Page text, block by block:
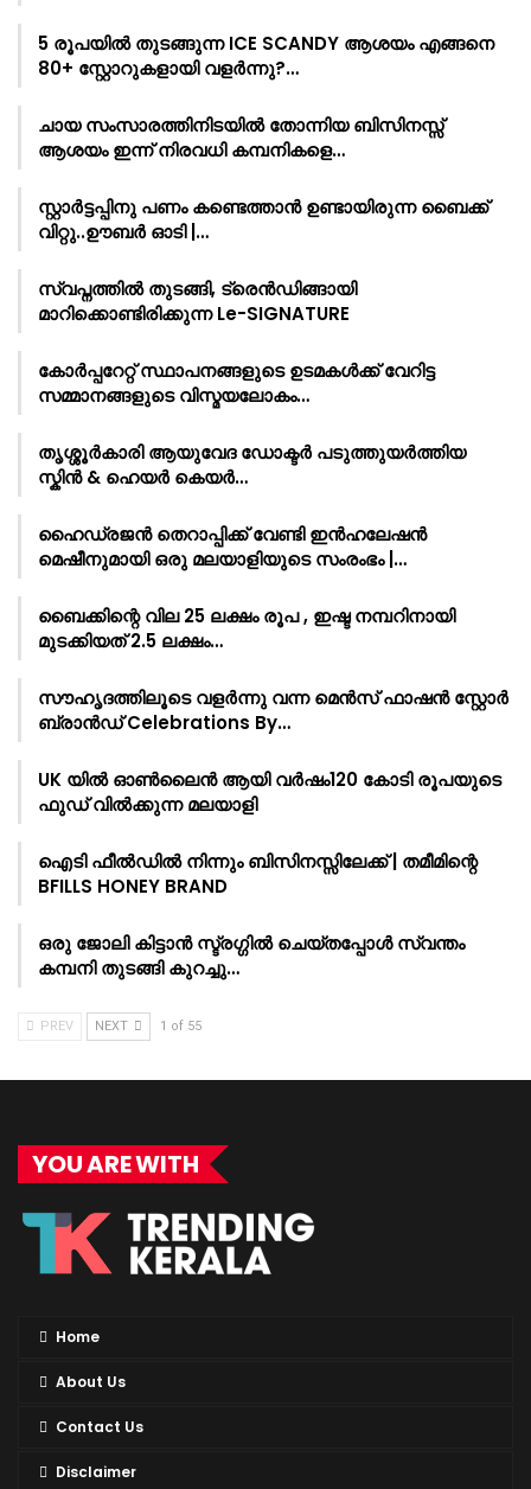
5 രൂപയിൽ തുടങ്ങുന്ന ICE SCANDY ആശയം എങ്ങനെ
80+ സ്റ്റോറുകളായി വളർന്നു?…
ചായ സംസാരത്തിനിടയിൽ തോന്നിയ ബിസിനസ്സ്
ആശയം ഇന്ന് നിരവധി കമ്പനികളെ…
സ്റ്റാർട്ടപ്പിനു പണം കണ്ടെത്താൻ ഉണ്ടായിരുന്ന ബൈക്ക്
വിറ്റു..ഊബർ ഓടി |…
സ്വപ്നത്തിൽ തുടങ്ങി, ട്രെൻഡിങ്ങായി
മാറിക്കൊണ്ടിരിക്കുന്ന Le-SIGNATURE
കോർപ്പറേറ്റ് സ്ഥാപനങ്ങളുടെ ഉടമകൾക്ക് വേറിട്ട
സമ്മാനങ്ങളുടെ വിസ്മയലോകം…
തൃശ്ശൂർകാരി ആയുവേദ ഡോക്ടർ പടുത്തുയർത്തിയ
സ്കിൻ & ഹെയർ കെയർ…
ഹൈഡ്രജൻ തെറാപ്പിക്ക് വേണ്ടി ഇൻഹലേഷൻ
മെഷീനുമായി ഒരു മലയാളിയുടെ സംരംഭം |…
ബൈക്കിന്റെ വില 25 ലക്ഷം രൂപ , ഇഷ്ട നമ്പറിനായി
മുടക്കിയത് 2.5 ലക്ഷം…
സൗഹൃദത്തിലൂടെ വളർന്നു വന്ന മെൻസ് ഫാഷൻ സ്റ്റോർ
ബ്രാൻഡ് Celebrations By…
UK യിൽ ഓൺലൈൻ ആയി വർഷം120 കോടി രൂപയുടെ
ഫുഡ് വിൽക്കുന്ന മലയാളി
ഐടി ഫീൽഡിൽ നിന്നും ബിസിനസ്സിലേക്ക് | തമീമിന്റെ
BFILLS HONEY BRAND
ഒരു ജോലി കിട്ടാൻ സ്ട്രഗ്ഗിൽ ചെയ്തപ്പോൾ സ്വന്തം
കമ്പനി തുടങ്ങി കുറച്ചു…
PREV NEXT 1 of 55
YOU ARE WITH
Home
About Us
Contact Us
Disclaimer